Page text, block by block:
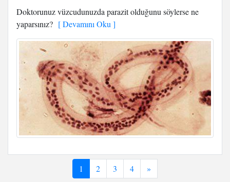
Doktorunuz vüzcudunuzda parazit olduğunu söylerse ne
yaparsınız? [ Devamını Oku ]
1 2 3 4 »